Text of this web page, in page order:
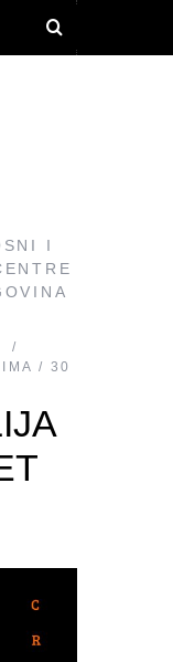
I
30